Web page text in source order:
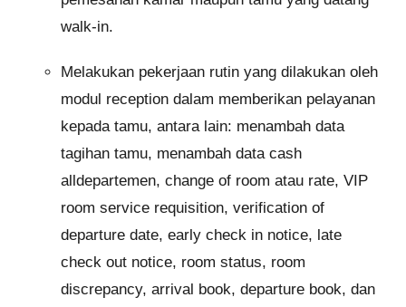
walk-in.
Melakukan pekerjaan rutin yang dilakukan oleh
modul reception dalam memberikan pelayanan
kepada tamu, antara lain: menambah data
tagihan tamu, menambah data cash
alldepartemen, change of room atau rate, VIP
room service requisition, verification of
departure date, early check in notice, late
check out notice, room status, room
discrepancy, arrival book, departure book, dan